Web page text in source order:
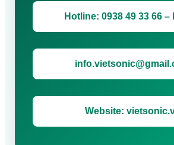
Hotline: 0938 49 33 66 –
Website: